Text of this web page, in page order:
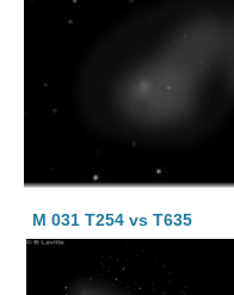
M 031 T254 vs T635